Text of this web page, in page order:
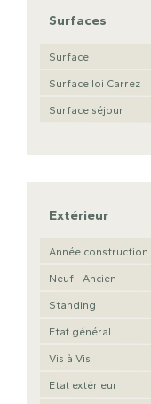
Surfaces
Surface
Surface loi Carrez
Surface séjour
Extérieur
Année construction
Neuf - Ancien
Standing
Etat général
Vis à Vis
Etat extérieur